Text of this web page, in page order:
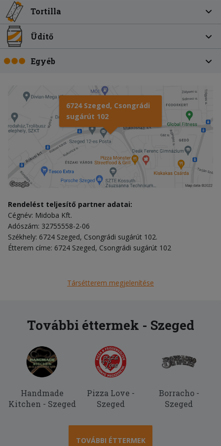
Tortilla
Üdítő
Egyéb
6724 Szeged, Csongrádi
sugárút 102
Rendelést teljesítő partner adatai:
Cégnév: Midoba Kft.
Adószám: 32755558-2-06
Székhely: 6724 Szeged, Csongrádi sugárút 102.
Étterem címe: 6724 Szeged, Csongrádi sugárút 102
Társétterem megjelenítése
További éttermek - Szeged
Handmade
Kitchen - Szeged
Pizza Love -
Szeged
Borracho -
Szeged
TOVÁBBI ÉTTERMEK